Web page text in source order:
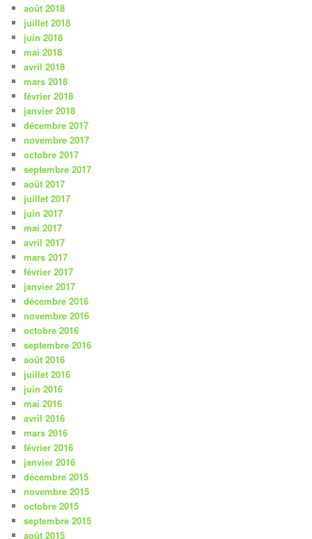
août 2018
juillet 2018
juin 2018
mai 2018
avril 2018
mars 2018
février 2018
janvier 2018
décembre 2017
novembre 2017
octobre 2017
septembre 2017
août 2017
juillet 2017
juin 2017
mai 2017
avril 2017
mars 2017
février 2017
janvier 2017
décembre 2016
novembre 2016
octobre 2016
septembre 2016
août 2016
juillet 2016
juin 2016
mai 2016
avril 2016
mars 2016
février 2016
janvier 2016
décembre 2015
novembre 2015
octobre 2015
septembre 2015
août 2015